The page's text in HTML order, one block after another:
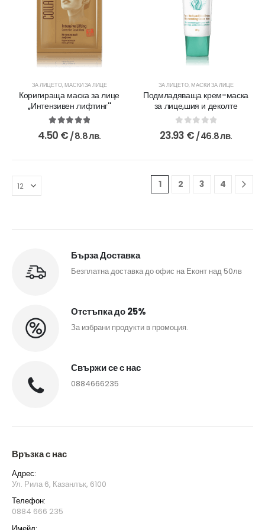
ЗА ЛИЦЕТО,МАСКИ ЗА ЛИЦЕ
Коригираща маска за лице
,,Интензивен лифтинг''
5.00 out of 5
4.50 € / 8.8 лв.
ЗА ЛИЦЕТО,МАСКИ ЗА ЛИЦЕ
Подмладяваща крем-маска
за лице,шия и деколте
0out of 5
23.93 € / 46.8 лв.
1 2 3 4
Бърза Доставка
Безплатна доставка до офис на Еконт над 50лв
Отстъпка до 25%
За избрани продукти в промоция.
Свържи се с нас
0884666235
Връзка с нас
Адрес:
Ул. Рила 6, Казанлък, 6100
Телефон:
0884 666 235